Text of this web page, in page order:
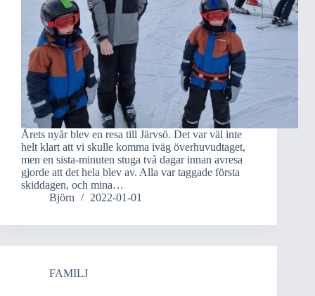
Årets nyår blev en resa till Järvsö. Det var väl inte
helt klart att vi skulle komma iväg överhuvudtaget,
men en sista-minuten stuga två dagar innan avresa
gjorde att det hela blev av. Alla var taggade första
skiddagen, och mina…
Björn
2022-01-01
FAMILJ